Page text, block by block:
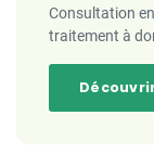
Consultation
traitement à